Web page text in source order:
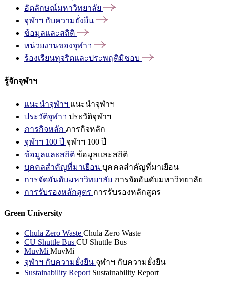
อัตลักษณ์มหาวิทยาลัย
จุฬาฯ กับความยั่งยืน
ข้อมูลและสถิติ
หน่วยงานของจุฬาฯ
ร้องเรียนทุจริตและประพฤติมิชอบ
รู้จักจุฬาฯ
แนะนำจุฬาฯ แนะนำจุฬาฯ
ประวัติจุฬาฯ ประวัติจุฬาฯ
ภารกิจหลัก ภารกิจหลัก
จุฬาฯ 100 ปี จุฬาฯ 100 ปี
ข้อมูลและสถิติ ข้อมูลและสถิติ
บุคคลสำคัญที่มาเยือน บุคคลสำคัญที่มาเยือน
การจัดอันดับมหาวิทยาลัย การจัดอันดับมหาวิทยาลัย
การรับรองหลักสูตร การรับรองหลักสูตร
Green University
Chula Zero Waste Chula Zero Waste
CU Shuttle Bus CU Shuttle Bus
MuvMi MuvMi
จุฬาฯ กับความยั่งยืน จุฬาฯ กับความยั่งยืน
Sustainability Report Sustainability Report